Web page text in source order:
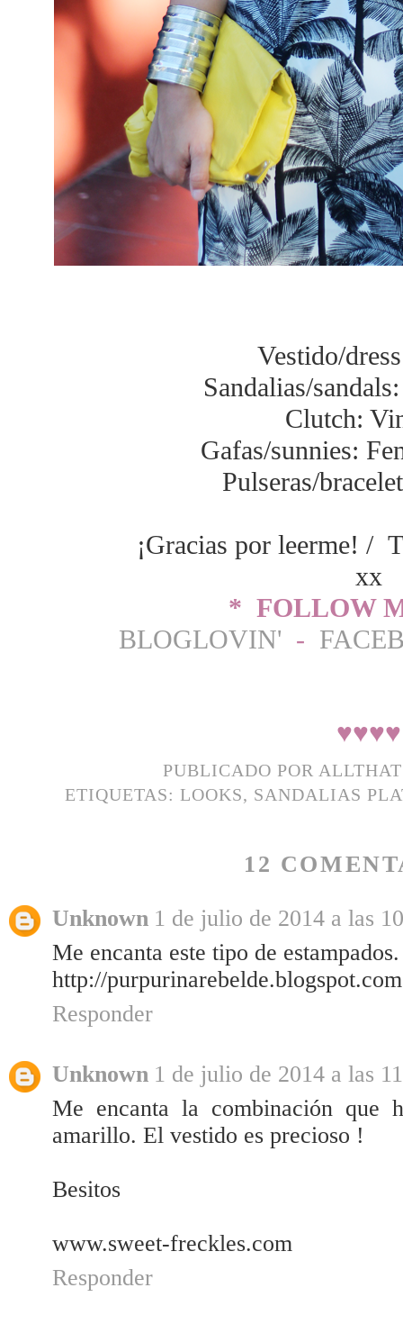
Vestido/
Sandalias/
Clutch:
Gafas/sunnies:
Pulseras/
¡Gracias por leerme! /
xx
* FOLLOW
BLOGLOVIN' -
♥♥♥♥
PUBLICADO POR
ETIQUETAS: LOOKS, SANDALIAS
12
Unknown 1 de julio de 2014 a las
Me encanta este tipo de
http://
Responder
Unknown 1 de julio de 2014 a las
Me encanta la combinación que
amarillo. El vestido es precioso !
Besitos
www.sweet-freckles.com
Responder